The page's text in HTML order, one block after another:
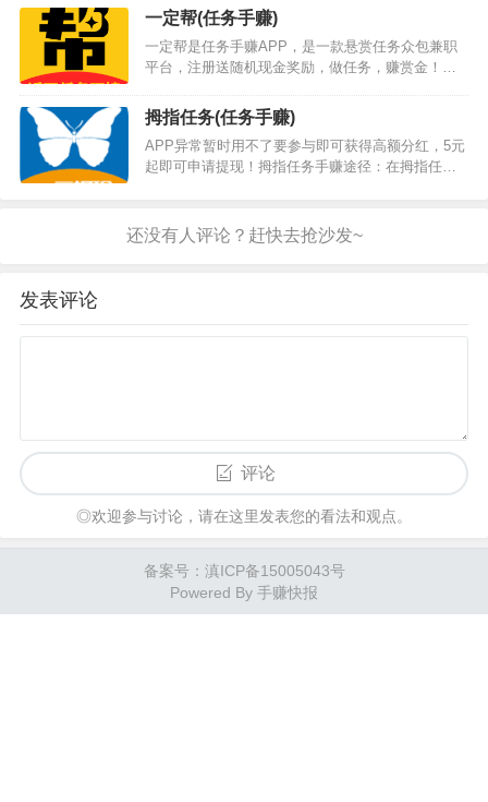
基本没操作难度，能让大家都轻松赚零花钱，还有
游戏试玩任务、阅读任务、分享任务等，感兴趣的
话就来下载试试看吧，几分钟已经足够完成一个任
务了，不要浪费赚零花钱的时间。赏金榜手赚途
径：在赏金榜接各种简单任务（注册下载、关注评
论、电商相关、投票砍价和转发分享等任务）赚取
一定帮(任务手赚)
一定帮是任务手赚APP，是一款悬赏任务众包兼职
平台，注册送随机现金奖励，做任务，赚赏金！赚
一次推广永久提成，0.1元起可提现，系统可设置有
奖励自动提现，无需手动提现，也没有手续费。一
定帮手赚途径：在一定帮接各种简单任务（下载注
册任务、关注了解任务、红包砍价任务、分享转发
拇指任务(任务手赚)
APP异常暂时用不了要参与即可获得高额分红，5元
起即可申请提现！拇指任务手赚途径：在拇指任务
任务等）赚取佣金，还可以通过新游戏试玩来获取
快币。拇指任务下载地址：点击我下载拇指任务
发表评论
评论
◎欢迎参与讨论，请在这里发表您的看法和观点。
备案号：滇ICP备15005043号
Powered By 手赚快报